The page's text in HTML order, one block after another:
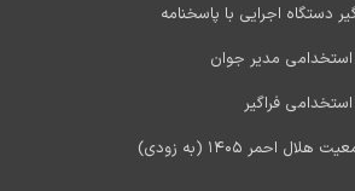
دستگاه اجرایی با پاسخنامه
استخدامی مدیر جوان
فراگیر
احمر 1405 (به زودی)